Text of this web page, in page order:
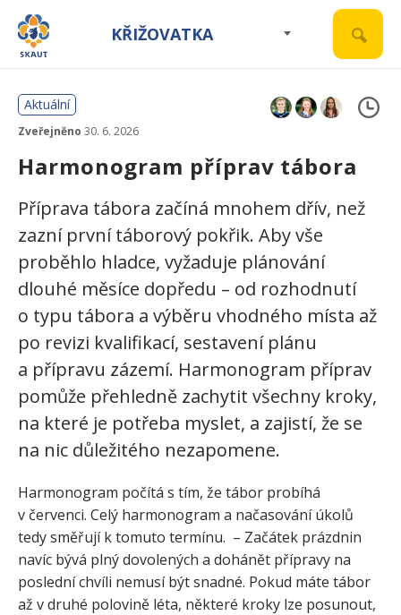
KŘIŽOVATKA
Aktuální
Zveřejněno 30. 6. 2026
Harmonogram příprav tábora
Příprava tábora začíná mnohem dřív, než
zazní první táborový pokřik. Aby vše
proběhlo hladce, vyžaduje plánování
dlouhé měsíce dopředu – od rozhodnutí
o typu tábora a výběru vhodného místa až
po revizi kvalifikací, sestavení plánu
a přípravu zázemí. Harmonogram příprav
pomůže přehledně zachytit všechny kroky,
na které je potřeba myslet, a zajistí, že se
na nic důležitého nezapomene.
Harmonogram počítá s tím, že tábor probíhá
v červenci. Celý harmonogram a načasování úkolů
tedy směřují k tomuto termínu. – Začátek prázdnin
navíc bývá plný dovolených a dohánět přípravy na
poslední chvíli nemusí být snadné. Pokud máte tábor
až v druhé polovině léta, některé kroky lze posunout,